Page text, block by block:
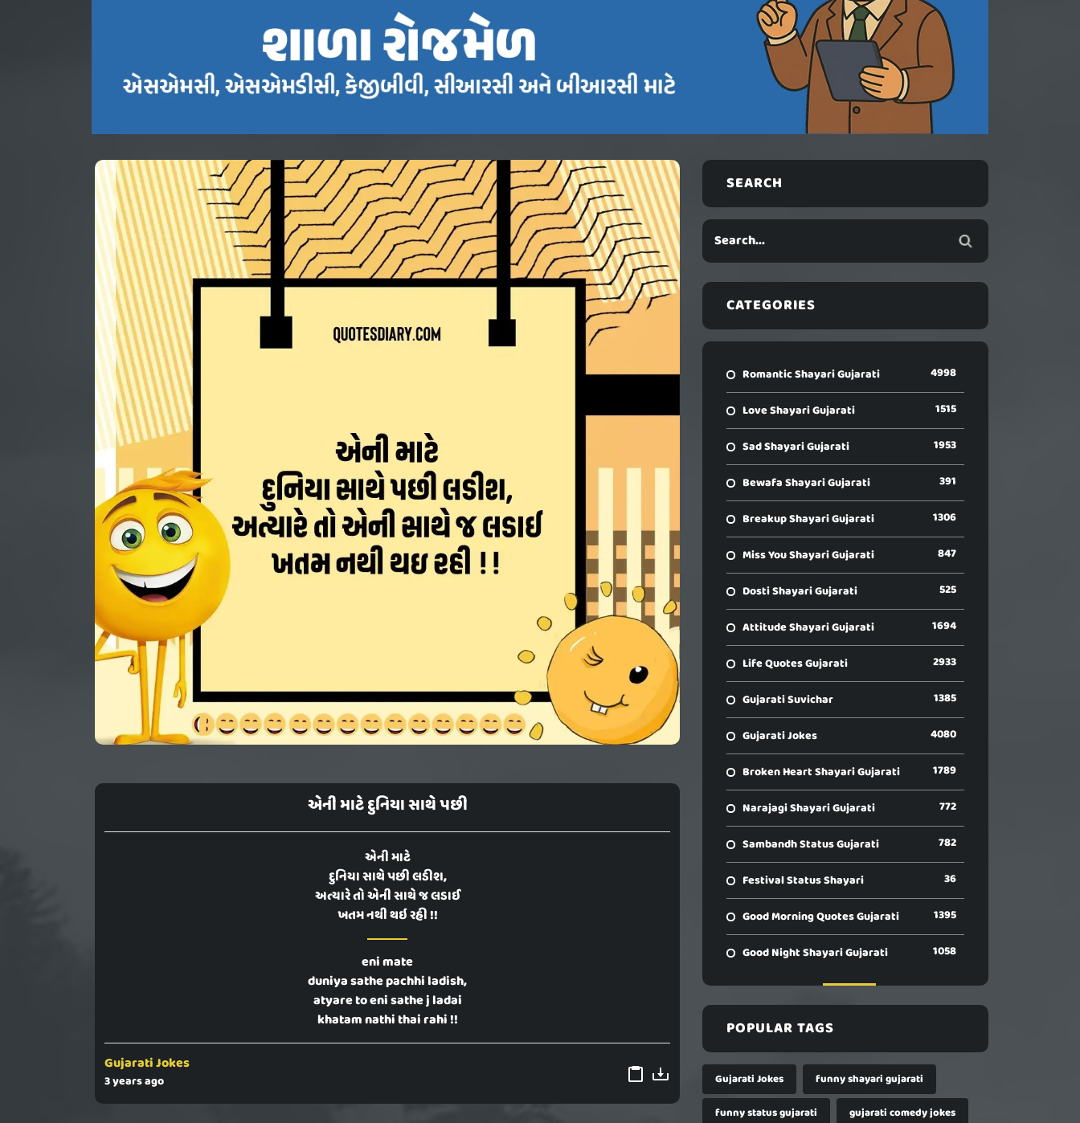
એની માટે દુનિયા સાથે પછી
એની માટે
દુનિયા સાથે પછી લડીશ,
અત્યારે તો એની સાથે જ લડાઈ
ખતમ નથી થઇ રહી !!
eni mate
duniya sathe pachhi ladish,
atyare to eni sathe j ladai
khatam nathi thai rahi !!
Gujarati Jokes
3 years ago
SEARCH
CATEGORIES
Romantic Shayari Gujarati 4998
Love Shayari Gujarati 1515
Sad Shayari Gujarati 1953
Bewafa Shayari Gujarati 391
Breakup Shayari Gujarati 1306
Miss You Shayari Gujarati 847
Dosti Shayari Gujarati 525
Attitude Shayari Gujarati 1694
Life Quotes Gujarati 2933
Gujarati Suvichar 1385
Gujarati Jokes 4080
Broken Heart Shayari Gujarati 1789
Narajagi Shayari Gujarati 772
Sambandh Status Gujarati 782
Festival Status Shayari 36
Good Morning Quotes Gujarati 1395
Good Night Shayari Gujarati 1058
POPULAR TAGS
Gujarati Jokes
funny shayari gujarati
funny status gujarati
gujarati comedy jokes